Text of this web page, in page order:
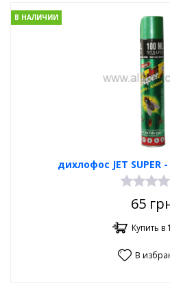
дихлофос JET
В НАЛИЧИИ
65
Купить в
В